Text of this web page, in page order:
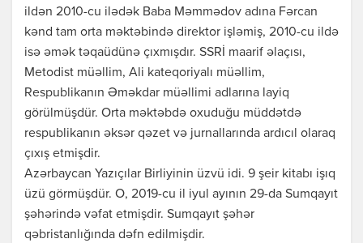
ildən 2010-cu ilədək Baba Məmmədov adına Fərcan
kənd tam orta məktəbində direktor işləmiş, 2010-cu ildə
isə əmək təqaüdünə çıxmışdır. SSRİ maarif əlaçısı,
Metodist müəllim, Ali kateqoriyalı müəllim,
Respublikanın Əməkdar müəllimi adlarına layiq
görülmüşdür. Orta məktəbdə oxuduğu müddətdə
respublikanın əksər qəzet və jurnallarında ardıcıl olaraq
çıxış etmişdir.
Azərbaycan Yazıçılar Birliyinin üzvü idi. 9 şeir kitabı işıq
üzü görmüşdür. O, 2019-cu il iyul ayının 29-da Sumqayıt
şəhərində vəfat etmişdir. Sumqayıt şəhər
qəbristanlığında dəfn edilmişdir.